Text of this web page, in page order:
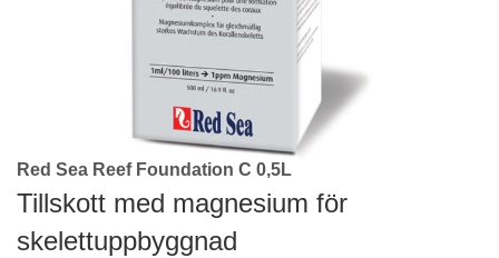
Skip
to
the
beginning
Red Sea Reef Foundation C 0,5L
Tillskott med magnesium för
skelettuppbyggnad